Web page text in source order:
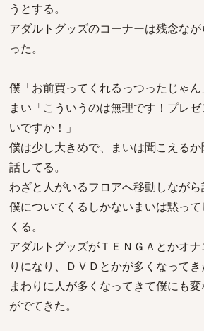
うとする。
アダルトグッズのコーナーは残念な
った。
僕「お前買ってくれるっつったじゃん
まい「こういうのは無理です！プレ
いですか！」
僕は少し大きめで、まいは聞こえる
話してる。
わざと人がいるフロアへ移動しながら
僕についてくるしかないまいは黙っ
くる。
アダルトグッズがＴＥＮＧＡとかオ
りになり、ＤＶＤとかが多くなってき
まわりに人が多くなってきて僕にも
がでてきた。